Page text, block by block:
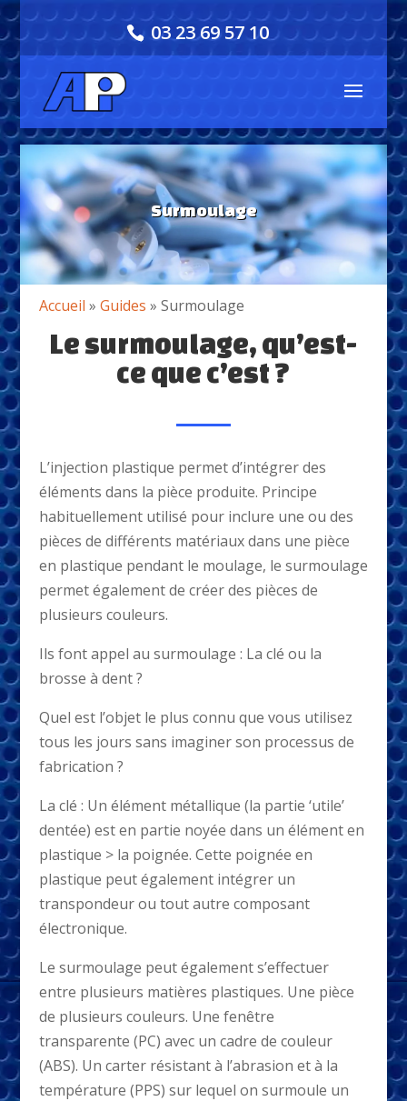
03 23 69 57 10
Surmoulage
Accueil » Guides » Surmoulage
Le surmoulage, qu’est-
ce que c’est ?
L’injection plastique permet d’intégrer des
éléments dans la pièce produite. Principe
habituellement utilisé pour inclure une ou des
pièces de différents matériaux dans une pièce
en plastique pendant le moulage, le surmoulage
permet également de créer des pièces de
plusieurs couleurs.
Ils font appel au surmoulage : La clé ou la
brosse à dent ?
Quel est l’objet le plus connu que vous utilisez
tous les jours sans imaginer son processus de
fabrication ?
La clé : Un élément métallique (la partie ‘utile’
dentée) est en partie noyée dans un élément en
plastique > la poignée. Cette poignée en
plastique peut également intégrer un
transpondeur ou tout autre composant
électronique.
Le surmoulage peut également s’effectuer
entre plusieurs matières plastiques. Une pièce
de plusieurs couleurs. Une fenêtre
transparente (PC) avec un cadre de couleur
(ABS). Un carter résistant à l’abrasion et à la
température (PPS) sur lequel on surmoule un